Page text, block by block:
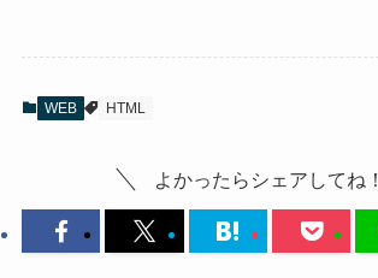
WEB HTML
よかったらシェアしてね！